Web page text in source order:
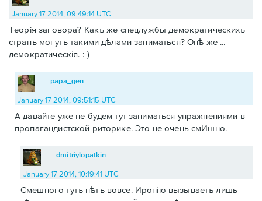
January 17 2014, 09:49:14 UTC
Теорія заговора? Какъ же спецлужбы демократическихъ
странъ могутъ такими дѣлами заниматься? Онѣ же ...
демократическія. :-)
papa_gen
January 17 2014, 09:51:15 UTC
А давайте уже не будем тут заниматься упражнениями в
пропагандистской риторике. Это не очень смИшно.
dmitriylopatkin
January 17 2014, 10:19:41 UTC
Смешного тутъ нѣтъ вовсе. Иронію вызываетъ лишь